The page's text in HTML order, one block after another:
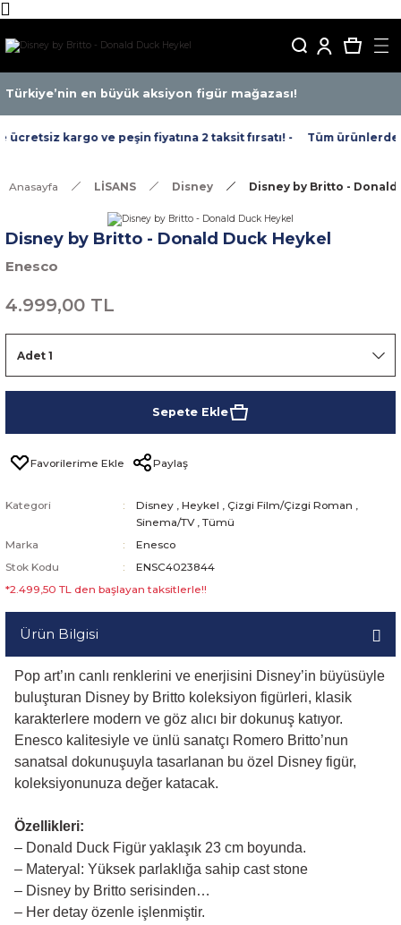
Türkiye’nin en büyük aksiyon figür mağazası!
kargo ve peşin fiyatına 2 taksit fırsatı! - Tüm ürünlerde
Anasayfa LİSANS Disney Disney by Britto -
Disney by Britto - Donald Duck Heykel
Enesco
4.999,00 TL
Sepete Ekle
Paylaş
Kategori Disney , Heykel , Çizgi Film/Çizgi Roman ,
Sinema/TV , Tümü
Marka
Enesco
Stok Kodu
ENSC4023844
*2.499,50 TL den başlayan taksitlerle!!
Ürün Bilgisi
Pop art’ın canlı renklerini ve enerjisini Disney’in büyüsüyle
buluşturan Disney by Britto koleksiyon figürleri, klasik
karakterlere modern ve göz alıcı bir dokunuş katıyor.
Enesco kalitesiyle ve ünlü sanatçı Romero Britto’nun
sanatsal dokunuşuyla tasarlanan bu özel Disney figür,
koleksiyonunuza değer katacak.
Özellikleri:
– Donald Duck Figür yaklaşık 23 cm boyunda.
– Materyal: Yüksek parlaklığa sahip cast stone
– Disney by Britto serisinden…
– Her detay özenle işlenmiştir.